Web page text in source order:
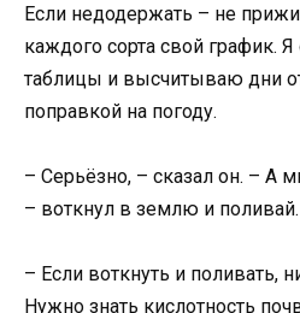
Если недодержать – не
каждого сорта свой график.
таблицы и высчитываю дни
поправкой на погоду.
– Серьёзно, – сказал он. – А
– воткнул в землю и поливай.
– Если воткнуть и поливать,
Нужно знать кислотность